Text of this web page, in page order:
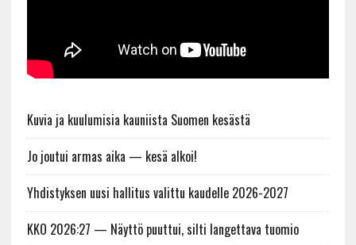
Kuvia ja kuulumisia kauniista Suomen kesästä
Jo joutui armas aika — kesä alkoi!
Yhdistyksen uusi hallitus valittu kaudelle 2026-2027
KKO 2026:27 — Näyttö puuttui, silti langettava tuomio